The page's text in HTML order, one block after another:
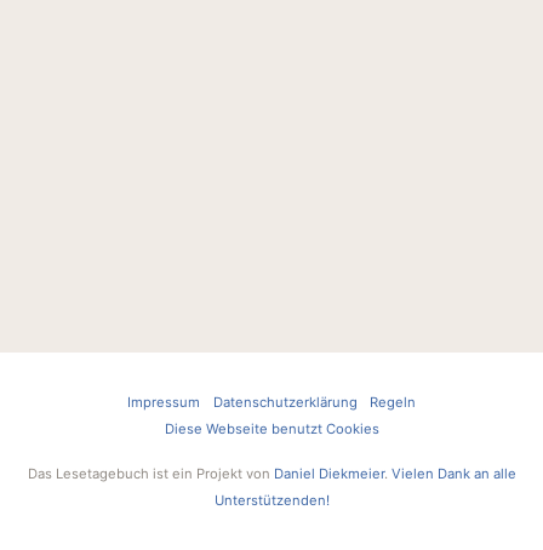
Impressum Datenschutzerklärung
Regeln
Diese Webseite benutzt Cookies
Das Lesetagebuch ist ein Projekt von Daniel Diekmeier. Vielen Dank an alle
Unterstützenden!